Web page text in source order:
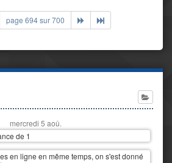
page 694 sur 700
mercredi 5 aoû.
de 1
en ligne en même temps, on s'est donné